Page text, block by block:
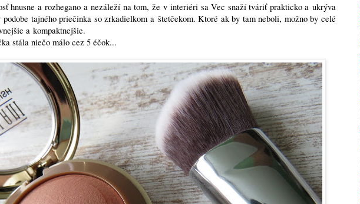
hnusne a rozhegano a nezáleží na tom, že v interiéri sa Vec snaží tváriť prakticko a ukrýva
tajného priečinka so zrkadielkom a štetčekom. Ktoré ak by tam neboli, možno by celé
a kompaktnejšie.
stála niečo málo cez 5 éčok...